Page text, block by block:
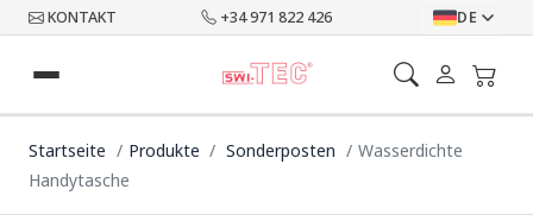
KONTAKT +34 971 822 426 DE
Startseite Produkte Sonderposten
Wasserdichte
Handytasche